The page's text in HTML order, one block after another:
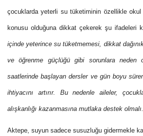
çocuklarda yeterli su tüketiminin özellikle okul
konusu olduğuna dikkat çekerek şu ifadeleri
içinde yeterince su tüketmemesi, dikkat
ve öğrenme güçlüğü gibi sorunlara neden
saatlerinde başlayan dersler ve gün boyu
ihtiyacını artırır. Bu nedenle aileler,
alışkanlığı kazanmasına mutlaka destek
Aktepe, suyun sadece susuzluğu gidermekle